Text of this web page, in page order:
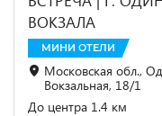
ВОКЗАЛА
МИНИ ОТЕЛИ
Московская обл.,
Вокзальная, 18/1
До центра 1.4 км